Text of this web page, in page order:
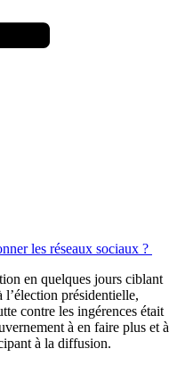
les réseaux sociaux ?
en quelques jours ciblant
l’élection présidentielle,
contre les ingérences était
à en faire plus et à
à la diffusion.